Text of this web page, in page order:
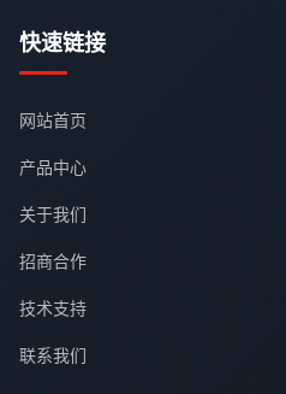
快速链接
网站首页
产品中心
关于我们
招商合作
技术支持
联系我们